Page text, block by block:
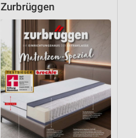
Zurbrüggen